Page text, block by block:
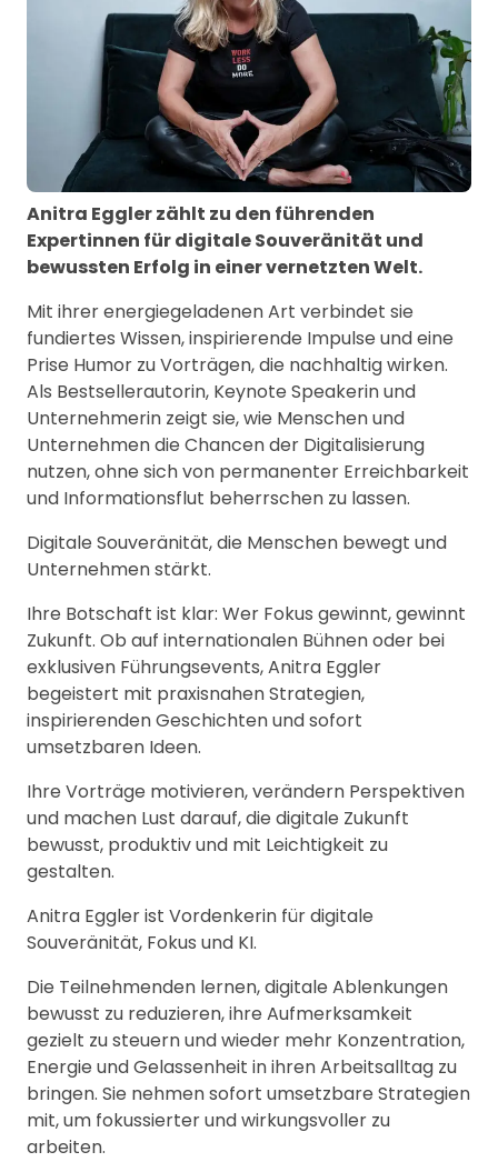
Anitra Eggler zählt zu den führenden
Expertinnen für digitale Souveränität und
bewussten Erfolg in einer vernetzten Welt.
Mit ihrer energiegeladenen Art verbindet sie
fundiertes Wissen, inspirierende Impulse und eine
Prise Humor zu Vorträgen, die nachhaltig wirken.
Als Bestsellerautorin, Keynote Speakerin und
Unternehmerin zeigt sie, wie Menschen und
Unternehmen die Chancen der Digitalisierung
nutzen, ohne sich von permanenter Erreichbarkeit
und Informationsflut beherrschen zu lassen.
Digitale Souveränität, die Menschen bewegt und
Unternehmen stärkt.
Ihre Botschaft ist klar: Wer Fokus gewinnt, gewinnt
Zukunft. Ob auf internationalen Bühnen oder bei
exklusiven Führungsevents, Anitra Eggler
begeistert mit praxisnahen Strategien,
inspirierenden Geschichten und sofort
umsetzbaren Ideen.
Ihre Vorträge motivieren, verändern Perspektiven
und machen Lust darauf, die digitale Zukunft
bewusst, produktiv und mit Leichtigkeit zu
gestalten.
Anitra Eggler ist Vordenkerin für digitale
Souveränität, Fokus und KI.
Die Teilnehmenden lernen, digitale Ablenkungen
bewusst zu reduzieren, ihre Aufmerksamkeit
gezielt zu steuern und wieder mehr Konzentration,
Energie und Gelassenheit in ihren Arbeitsalltag zu
bringen. Sie nehmen sofort umsetzbare Strategien
mit, um fokussierter und wirkungsvoller zu
arbeiten.